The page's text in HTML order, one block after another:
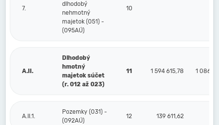
7.
dlhodobý
nehmotný
majetok (051) -
(095AÚ)
10
A.II.
Dlhodobý
hmotný
majetok súčet
(r. 012 až 023)
11 1 594 615,78 1 086
A.II.1.
Pozemky (031) -
(092AÚ)
12 139 611,62